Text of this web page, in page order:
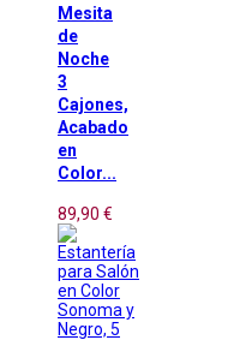
Mesita
de
Noche
3
Cajones,
Acabado
en
Color...
89,90 €